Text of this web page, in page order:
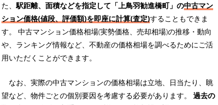
た、駅距離、面積などを指定して「上鳥羽勧進橋町」の中古マン
ション価格(値段、評価額)を即座に計算(査定)することもできま
す。 中古マンション価格相場(実勢価格、売却相場)の推移・動向
や、ランキング情報など、不動産の価格相場を調べるためにご活
用いただくことができます。
なお、実際の中古マンションの価格相場は立地、日当たり、眺
望など、物件ごとの個別要因を考慮する必要があります。 過去の